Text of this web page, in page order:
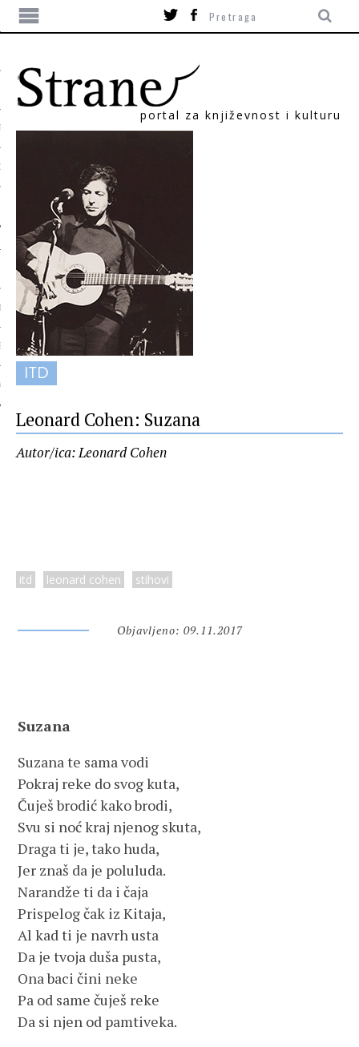
portal za književnost i kulturu
ITD
Leonard Cohen: Suzana
Autor/ica: Leonard Cohen
itd leonard cohen stihovi
Objavljeno: 09.11.2017
Suzana
Suzana te sama vodi
Pokraj reke do svog kuta,
Čuješ brodić kako brodi,
Svu si noć kraj njenog skuta,
Draga ti je, tako huda,
Jer znaš da je poluluda.
Narandže ti da i čaja
Prispelog čak iz Kitaja,
Al kad ti je navrh usta
Da je tvoja duša pusta,
Ona baci čini neke
Pa od same čuješ reke
Da si njen od pamtiveka.